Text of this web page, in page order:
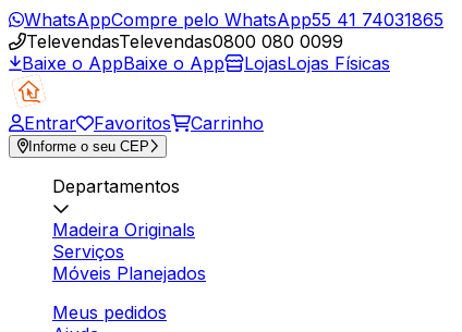
WhatsAppCompre pelo WhatsApp55 41 74031865
TelevendasTelevendas0800 080 0099
Baixe o AppBaixe o App LojasLojas Físicas
Entrar Favoritos Carrinho
Informe o seu CEP
Departamentos
Madeira Originals
Serviços
Móveis Planejados
Meus pedidos